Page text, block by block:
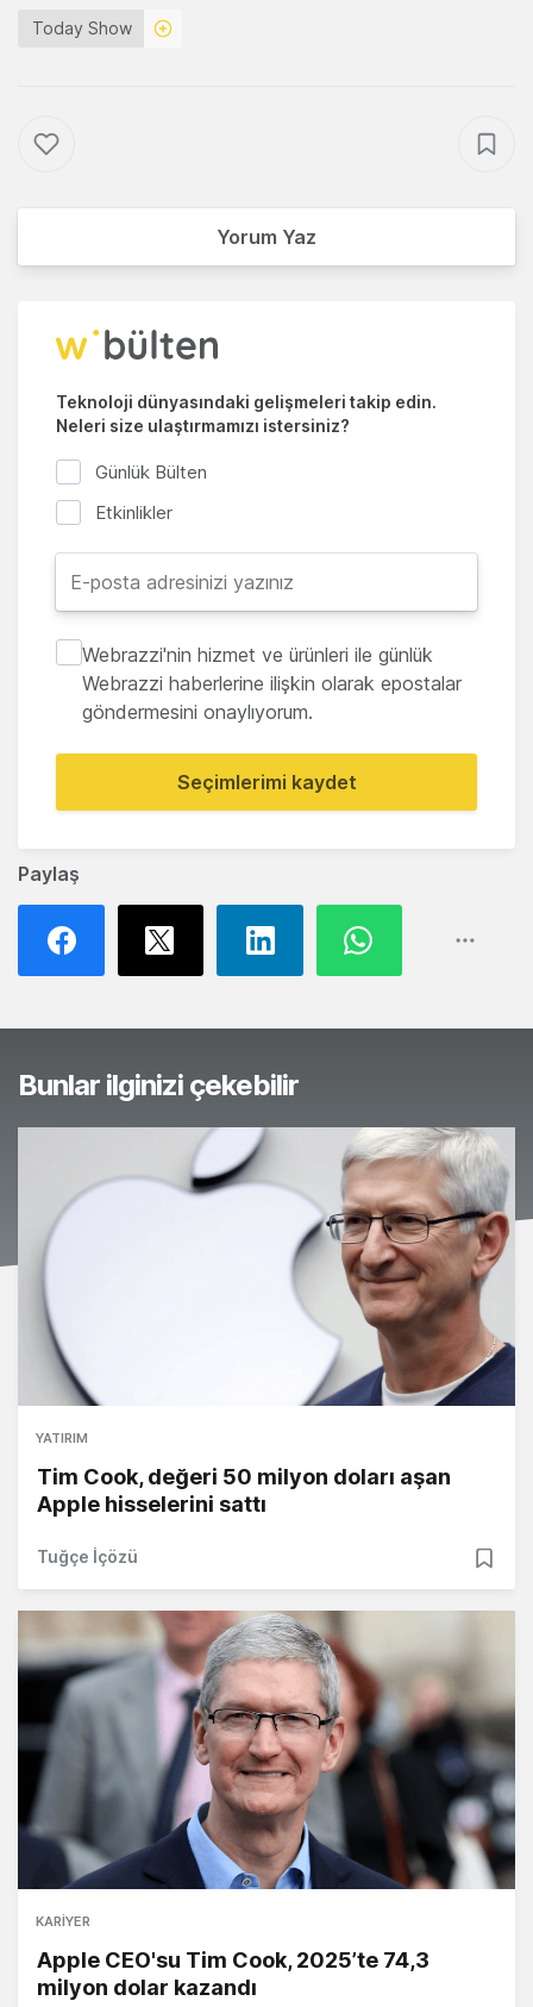
Paylaş
Today Show
Yorum Yaz
Teknoloji dünyasındaki gelişmeleri takip edin.
Neleri size ulaştırmamızı istersiniz?
Günlük Bülten
Etkinlikler
Webrazzi'nin hizmet ve ürünleri ile günlük
Webrazzi haberlerine ilişkin olarak epostalar
göndermesini onaylıyorum.
Seçimlerimi kaydet
Bunlar ilginizi çekebilir
YATIRIM
Tim Cook, değeri 50 milyon doları aşan
Apple hisselerini sattı
Tuğçe İçözü
KARIYER
Apple CEO'su Tim Cook, 2025’te 74,3
milyon dolar kazandı